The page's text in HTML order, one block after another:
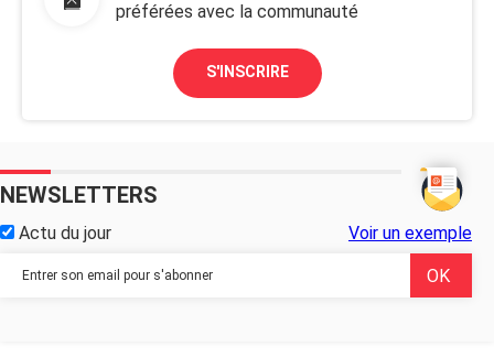
préférées avec la communauté
S'INSCRIRE
NEWSLETTERS
Actu du jour Voir un exemple